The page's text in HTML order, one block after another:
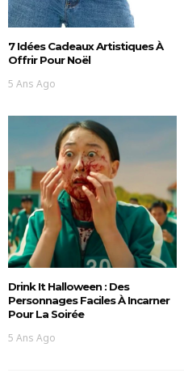
7 Idées Cadeaux Artistiques À
Offrir Pour Noël
5 Ans Ago
Drink It Halloween : Des
Personnages Faciles À Incarner
Pour La Soirée
5 Ans Ago